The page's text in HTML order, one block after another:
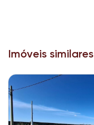
Imóveis similares